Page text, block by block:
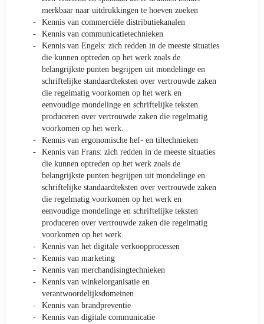
merkbaar naar uitdrukkingen te hoeven zoeken
Kennis van commerciële distributiekanalen
Kennis van communicatietechnieken
Kennis van Engels: zich redden in de meeste situaties
die kunnen optreden op het werk zoals de
belangrijkste punten begrijpen uit mondelinge en
schriftelijke standaardteksten over vertrouwde zaken
die regelmatig voorkomen op het werk en
eenvoudige mondelinge en schriftelijke teksten
produceren over vertrouwde zaken die regelmatig
voorkomen op het werk.
Kennis van ergonomische hef- en tiltechnieken
Kennis van Frans: zich redden in de meeste situaties
die kunnen optreden op het werk zoals de
belangrijkste punten begrijpen uit mondelinge en
schriftelijke standaardteksten over vertrouwde zaken
die regelmatig voorkomen op het werk en
eenvoudige mondelinge en schriftelijke teksten
produceren over vertrouwde zaken die regelmatig
voorkomen op het werk.
Kennis van het digitale verkoopprocessen
Kennis van marketing
Kennis van merchandisingtechnieken
Kennis van winkelorganisatie en
verantwoordelijksdomeinen
Kennis van brandpreventie
Kennis van digitale communicatie